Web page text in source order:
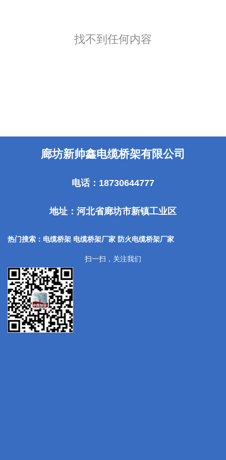
找不到任何内容
廊坊新帅鑫电缆桥架有限公司
电话：18730644777
地址：河北省廊坊市新镇工业区
热门搜索：电缆桥架 电缆桥架厂家 防火电缆桥架厂家
扫一扫，关注我们